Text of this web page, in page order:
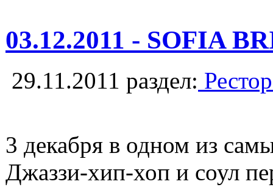
03.12.2011 - SOFIA
29.11.2011 раздел:
3 декабря в одном из
Джаззи-хип-хоп и соул